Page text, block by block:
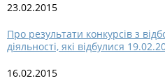
23.02.2015
Про результати конкурсів з
діяльності, які відбулися
16.02.2015